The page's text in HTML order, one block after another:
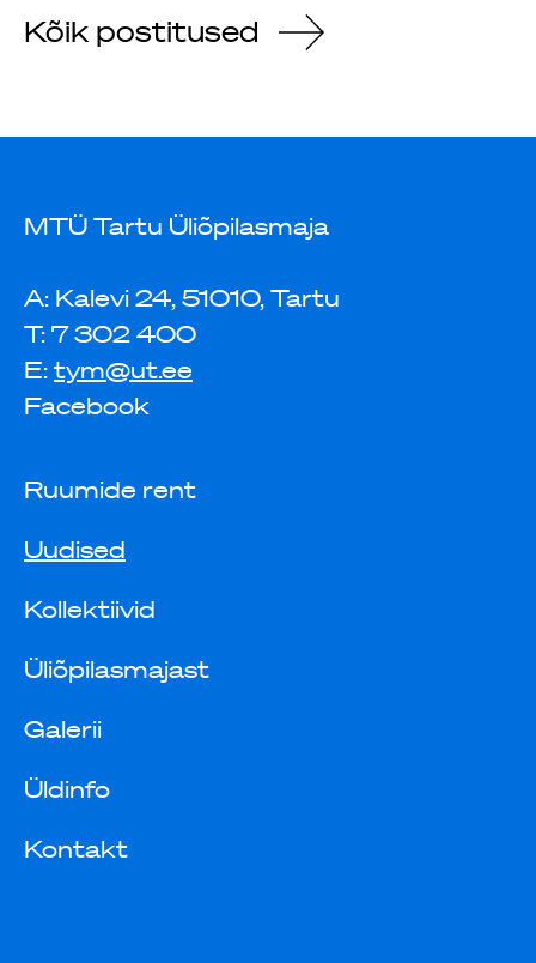
Kõik postitused
MTÜ Tartu Üliõpilasmaja
A: Kalevi 24, 51010, Tartu
T: 7 302 400
E: tym@ut.ee
Facebook
Ruumide rent
Uudised
Kollektiivid
Üliõpilasmajast
Galerii
Üldinfo
Kontakt